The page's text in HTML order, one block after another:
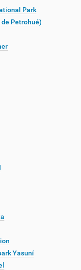
Park
Petrohué)
Yasuní